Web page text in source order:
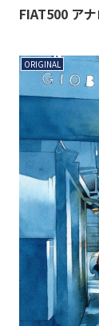
ORIGINAL